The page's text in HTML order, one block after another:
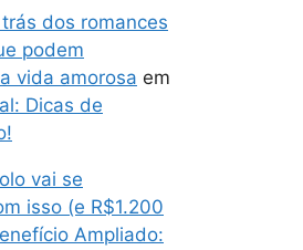
dos romances
podem
vida amorosa em
Dicas de
vai se
isso (e R$1.200
Ampliado: